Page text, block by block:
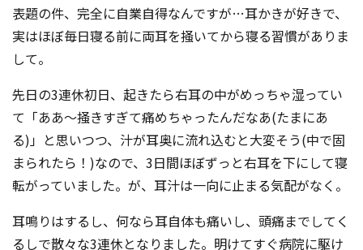
マーケットデータ
コンテスト情報及びプレゼン
ト情報を「Koubo」に無料で
紹介させていただきます
掲載内容のご確認はこちら
表題の件、完全に自業自得なんですが…耳かきが好きで、
実はほぼ毎日寝る前に両耳を掻いてから寝る習慣がありま
して。
先日の3連休初日、起きたら右耳の中がめっちゃ湿ってい
て「ああ～掻きすぎて痛めちゃったんだなあ(たまにあ
る)」と思いつつ、汁が耳奥に流れ込むと大変そう(中で固
まられたら！)なので、3日間ほぼずっと右耳を下にして寝
転がっていました。が、耳汁は一向に止まる気配がなく。
耳鳴りはするし、何なら耳自体も痛いし、頭痛までしてく
るしで散々な3連休となりました。明けてすぐ病院に駆け